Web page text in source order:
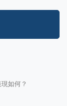
如何？